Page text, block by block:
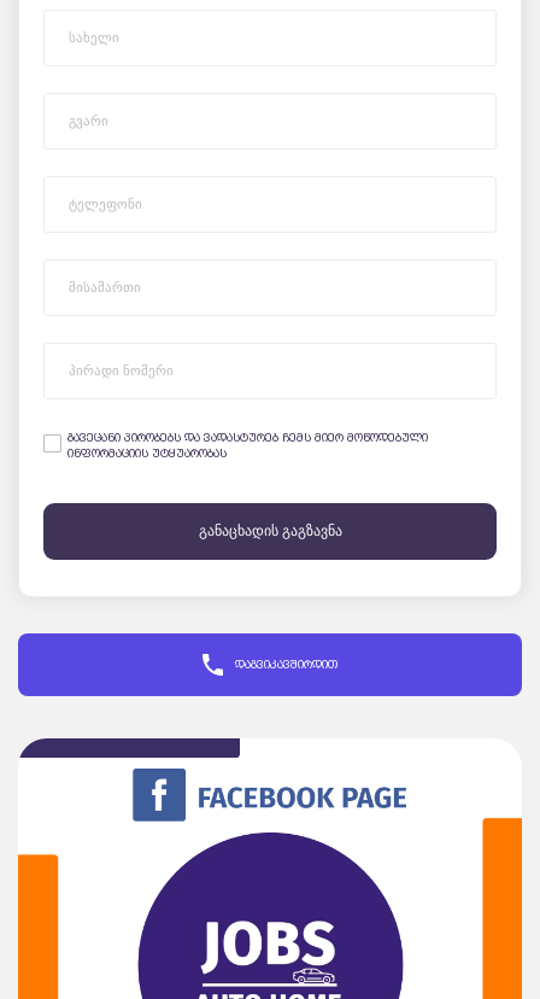
გავეცანი პირობებს და ვადასტურებ ჩემს მიერ მოწოდებული
ინფორმაციის უტყუარობას
განაცხადის გაგზავნა
დაგვიკავშირდით